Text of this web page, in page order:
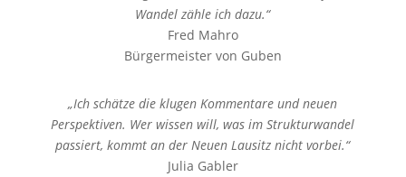
Wandel zähle ich dazu.“
Fred Mahro
Bürgermeister von Guben
„Ich schätze die klugen Kommentare und neuen
Perspektiven. Wer wissen will, was im Strukturwandel
passiert, kommt an der Neuen Lausitz nicht vorbei.“
Julia Gabler